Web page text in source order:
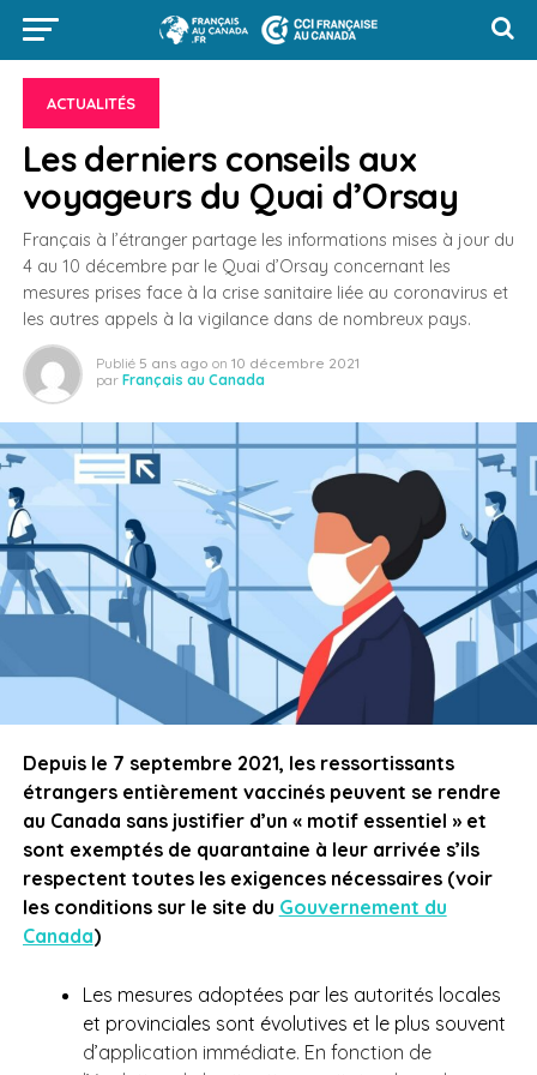
ACTUALITÉS
Les derniers conseils aux
voyageurs du Quai d’Orsay
Français à l’étranger partage les informations mises à jour du
4 au 10 décembre par le Quai d’Orsay concernant les
mesures prises face à la crise sanitaire liée au coronavirus et
les autres appels à la vigilance dans de nombreux pays.
Publié 5 ans ago on 10 décembre 2021
par Français au Canada
Depuis le 7 septembre 2021, les ressortissants
étrangers entièrement vaccinés peuvent se rendre
au Canada sans justifier d’un « motif essentiel » et
sont exemptés de quarantaine à leur arrivée s’ils
respectent toutes les exigences nécessaires (voir
les conditions sur le site du Gouvernement du
Canada)
Les mesures adoptées par les autorités locales
et provinciales sont évolutives et le plus souvent
d’application immédiate. En fonction de